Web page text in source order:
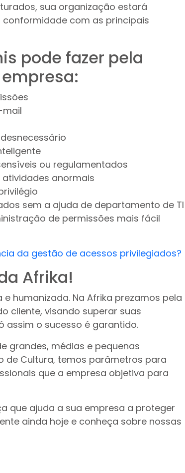
sua organização estará
com as principais
pode fazer pela
mail
ou regulamentados
anormais
sem a ajuda de departamento de TI
de permissões mais fácil
da gestão de acessos privilegiados?
Afrika!
humanizada. Na Afrika prezamos pela
cliente, visando superar suas
assim o sucesso é garantido.
grandes, médias e pequenas
de Cultura, temos parâmetros para
que a empresa objetiva para
que ajuda a sua empresa a proteger
ainda hoje e conheça sobre nossas